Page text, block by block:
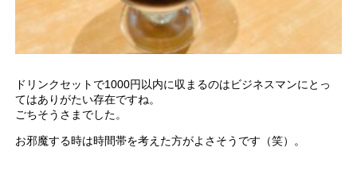
ドリンクセットで1000円以内に収まるのはビジネスマンにとっ
てはありがたい存在ですね。
ごちそうさまでした。
お邪魔する時は時間帯を考えた方がよさそうです（笑）。